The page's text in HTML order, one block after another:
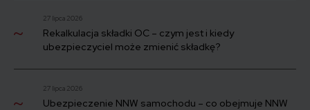
27 lipca 2026
Rekalkulacja składki OC – czym jest i kiedy
ubezpieczyciel może zmienić składkę?
27 lipca 2026
Ubezpieczenie NNW samochodu – co obejmuje NNW